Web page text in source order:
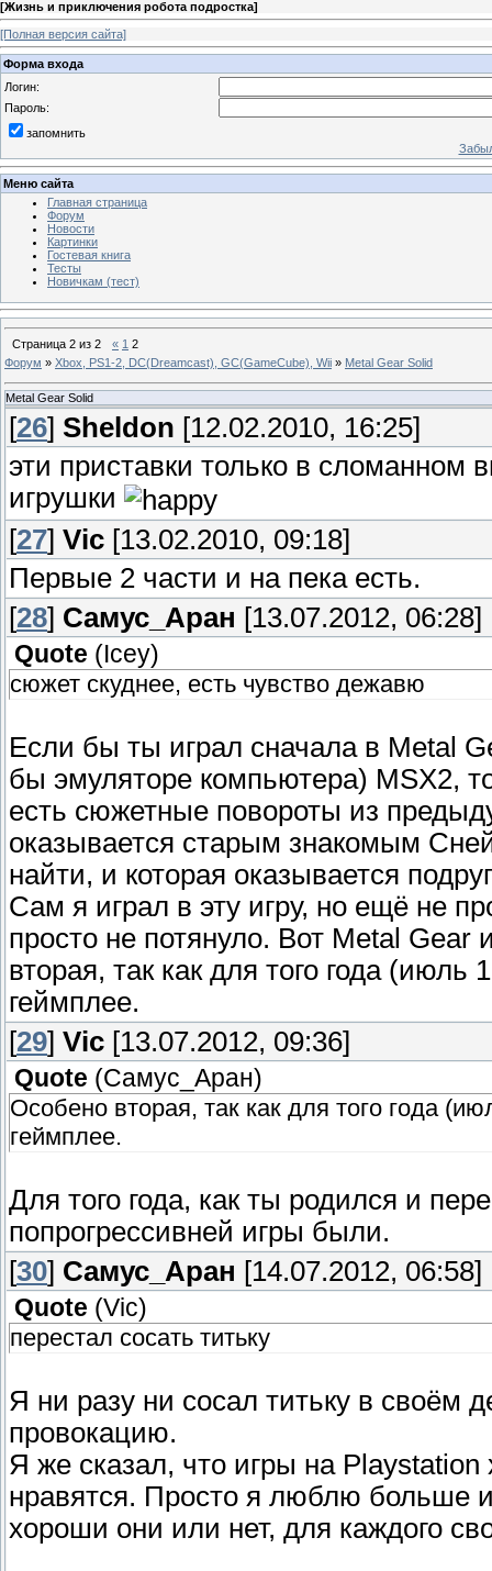
[Жизнь и приключения робота подростка]
[Полная версия сайта]
Форма входа
Логин:
Пароль:
запомнить
Меню сайта
Главная страница
Форум
Новости
Картинки
Гостевая книга
Тесты
Новичкам (тест)
Страница 2 из 2 « 1 2
Форум » Xbox, PS1-2, DC(Dreamcast), GC(GameCube), Wii » Metal Gear Solid
Metal Gear Solid
[26] Sheldon [12.02.2010, 16:25]
эти приставки только в
игрушки
[27] Vic [13.02.2010, 09:18]
Первые 2 части и на пека есть.
[28] Самус_Аран [13.07.2012, 06:28]
Quote (Icey)
сюжет скуднее, есть чувство дежавю
Если бы ты играл сначала в Metal
бы эмуляторе компьютера) MSX2,
есть сюжетные повороты из
оказывается старым знакомым
найти, и которая оказывается
Сам я играл в эту игру, но ещё не
просто не потянуло. Вот Metal
вторая, так как для того года
геймплее.
[29] Vic [13.07.2012, 09:36]
Quote (Самус_Аран)
Особено вторая, так как для того года
геймплее.
Для того года, как ты родился и
попрогрессивней игры были.
[30] Самус_Аран [14.07.2012, 06:58]
Quote (Vic)
перестал сосать титьку
Я ни разу ни сосал титьку в своём
провокацию.
Я же сказал, что игры на
нравятся. Просто я люблю больше
хороши они или нет, для каждого